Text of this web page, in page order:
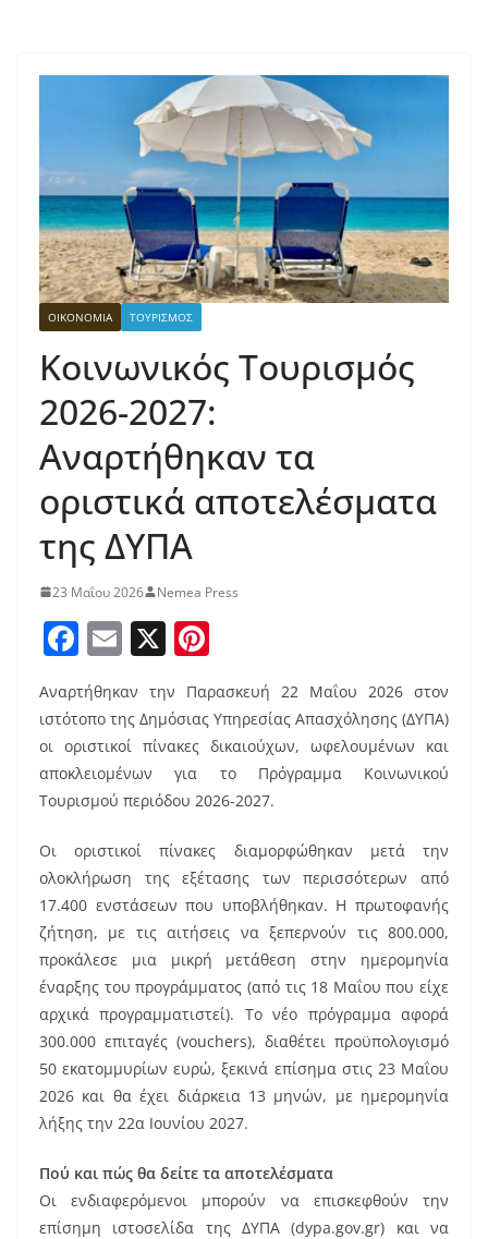
ΟΙΚΟΝΟΜΙΑ ΤΟΥΡΙΣΜΟΣ
Κοινωνικός Τουρισμός
2026-2027:
Αναρτήθηκαν τα
οριστικά αποτελέσματα
της ΔΥΠΑ
23 Μαΐου 2026 Nemea Press
F
a
c
e
b
o
o
k
E
ai
l
X
er
e
st
Αναρτήθηκαν την Παρασκευή 22 Μαΐου 2026 στον
ιστότοπο της Δημόσιας Υπηρεσίας Απασχόλησης (ΔΥΠΑ)
οι οριστικοί πίνακες δικαιούχων, ωφελουμένων και
αποκλειομένων για το Πρόγραμμα Κοινωνικού
Τουρισμού περιόδου 2026-2027.
Οι οριστικοί πίνακες διαμορφώθηκαν μετά την
ολοκλήρωση της εξέτασης των περισσότερων από
17.400 ενστάσεων που υποβλήθηκαν. Η πρωτοφανής
ζήτηση, με τις αιτήσεις να ξεπερνούν τις 800.000,
προκάλεσε μια μικρή μετάθεση στην ημερομηνία
έναρξης του προγράμματος (από τις 18 Μαΐου που είχε
αρχικά προγραμματιστεί). Το νέο πρόγραμμα αφορά
300.000 επιταγές (vouchers), διαθέτει προϋπολογισμό
50 εκατομμυρίων ευρώ, ξεκινά επίσημα στις 23 Μαΐου
2026 και θα έχει διάρκεια 13 μηνών, με ημερομηνία
λήξης την 22α Ιουνίου 2027.
Πού και πώς θα δείτε τα αποτελέσματα
Οι ενδιαφερόμενοι μπορούν να επισκεφθούν την
επίσημη ιστοσελίδα της ΔΥΠΑ (dypa.gov.gr) και να